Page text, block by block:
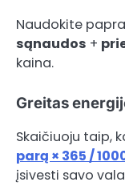
Naudokite
sąnaudos +
kaina.
Greitas
Skaičiuoju taip,
parą × 365 /
įsivesti savo